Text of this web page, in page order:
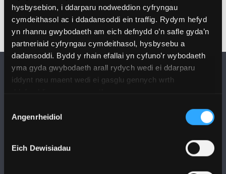
hysbysebion, i ddarparu nodweddion cyfryngau
cymdeithasol ac i ddadansoddi ein traffig. Rydym hefyd
yn rhannu gwybodaeth am eich defnydd o’n safle gyda’n
partneriaid cyfryngau cymdeithasol, hysbysebu a
dadansoddi. Bydd y rhain efallai yn cyfuno’r wybodaeth
yma gyda gwybodaeth arall rydych wedi ei ddarparu
iddynt neu maent wedi ei gasglu gennych wrth
Caniatâd
Angenrheidiol
Eich Dewisiadau